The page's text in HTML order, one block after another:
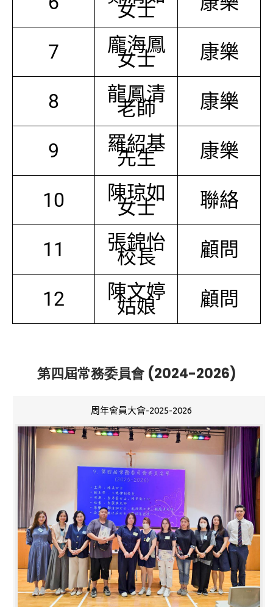
女士
7 龐海鳳
女士 康樂
8 龍鳳清
老師 康樂
9 羅紹基
先生 康樂
10 陳琼如
女士 聯絡
11 張錦怡
校長 顧問
12 陳文婷
姑娘 顧問
第四屆常務委員會 (2024-2026)
周年會員大會-2025-2026